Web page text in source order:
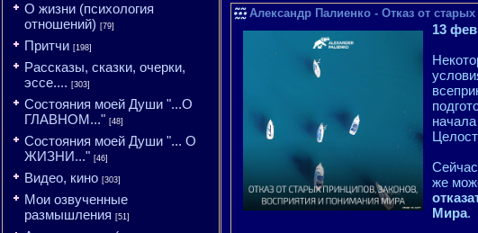
О жизни (психология
отношений) [79]
Притчи [198]
Рассказы, сказки, очерки,
эссе.... [303]
Состояния моей Души "...О
ГЛАВНОМ..." [48]
Состояния моей Души "... О
ЖИЗНИ..." [46]
Видео, кино [303]
Мои озвученные
размышления [51]
Александр Палиенко - Отказ от
13
же
Мира.